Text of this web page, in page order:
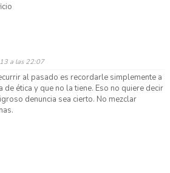
a las 22:07
al pasado es recordarle simplemente a
de ética y que no la tiene. Eso no quiere decir
denuncia sea cierto. No mezclar